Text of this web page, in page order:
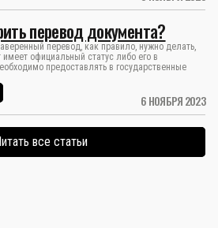
6 НОЯБРЯ 2023
перевод документа?
перевод, как правило, нужно делать,
официальный статус либо его в
предоставлять в государственные
все статьи